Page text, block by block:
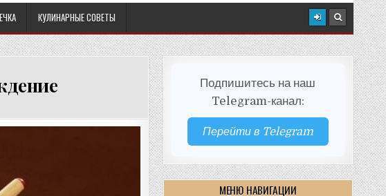
КУЛИНАРНЫЕ СОВЕТЫ
Подпишитесь на наш
Telegram-канал:
Перейти в Telegram
МЕНЮ НАВИГАЦИИ